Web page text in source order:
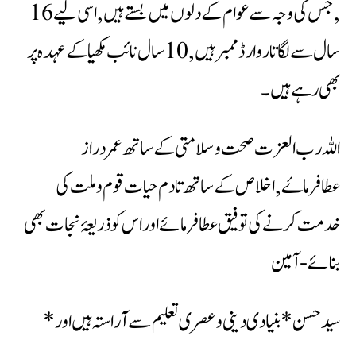
,جس کی وجہ سے عوام کے دلوں میں بستے ہیں ,اسی لیے 16
سال سے لگاتار وارڈ ممبر ہیں ,10 سال نائب مکھیا کے عہدہ پر
بھی رہے ہیں۔
اللہ رب العزت صحت وسلامتی کے ساتھ عمردراز
عطافرماۓ,اخلاص کے ساتھ تادم حیات قوم وملت کی
خدمت کرنے کی توفیق عطا فرمائے اور اس کو ذریعۂ نجات بھی
بنائے -آمین
*سید حسن* بنیادی دینی وعصری تعلیم سے آراستہ ہیں اور